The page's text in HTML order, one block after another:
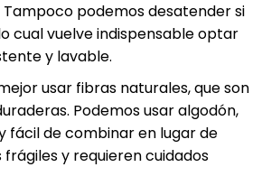
podemos desatender si
cual vuelve indispensable optar
y lavable.
usar fibras naturales, que son
Podemos usar algodón,
fácil de combinar en lugar de
frágiles y requieren cuidados